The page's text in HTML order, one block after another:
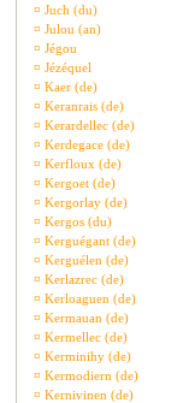
¤ Juch (du)
¤ Julou (an)
¤ Jégou
¤ Jézéquel
¤ Kaer (de)
¤ Keranrais (de)
¤ Kerardellec (de)
¤ Kerdegace (de)
¤ Kerfloux (de)
¤ Kergoet (de)
¤ Kergorlay (de)
¤ Kergos (du)
¤ Kerguégant (de)
¤ Kerguélen (de)
¤ Kerlazrec (de)
¤ Kerloaguen (de)
¤ Kermauan (de)
¤ Kermellec (de)
¤ Kerminihy (de)
¤ Kermodiern (de)
¤ Kernivinen (de)